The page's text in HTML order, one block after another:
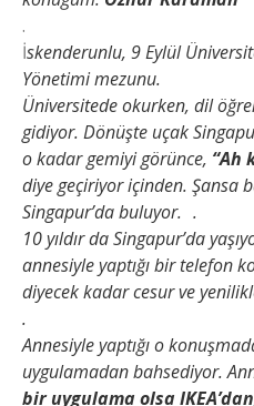
.
İskenderunlu, 9 Eylül
Yönetimi mezunu.
Üniversitede okurken, dil
gidiyor. Dönüşte uçak
o kadar gemiyi görünce, “Ah
diye geçiriyor içinden. Şansa
Singapur’da buluyor. .
10 yıldır da Singapur’da
annesiyle yaptığı bir telefon
diyecek kadar cesur ve
.
Annesiyle yaptığı o
uygulamadan bahsediyor.
bir uygulama olsa